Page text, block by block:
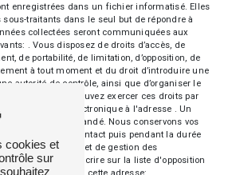
enregistrées dans un fichier informatisé. Elles
sous-traitants dans le seul but de répondre à
collectées seront communiquées aux
. Vous disposez de droits d’accès, de
de portabilité, de limitation, d’opposition, de
à tout moment et du droit d’introduire une
autorité de contrôle, ainsi que d’organiser le
mortem. Vous pouvez exercer ces droits par
ou par courrier électronique à l'adresse . Un
vous être demandé. Nous conservons vos
de prise de contact puis pendant la durée
fins probatoires et de gestion des
le droit de vous inscrire sur la liste d'opposition
cookies et
sur